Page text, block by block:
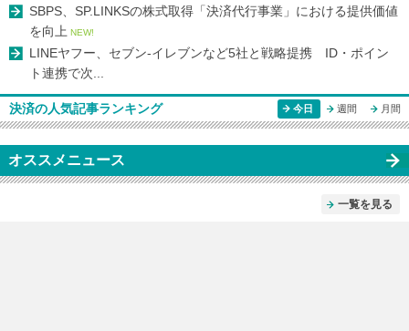
SBPS、SP.LINKSの株式取得「決済代行事業」における提供価値
を向上 NEW!
LINEヤフー、セブン-イレブンなど5社と戦略提携 ID・ポイン
ト連携で次...
決済の人気記事ランキング 今日 週間 月間
オススメニュース
一覧を見る